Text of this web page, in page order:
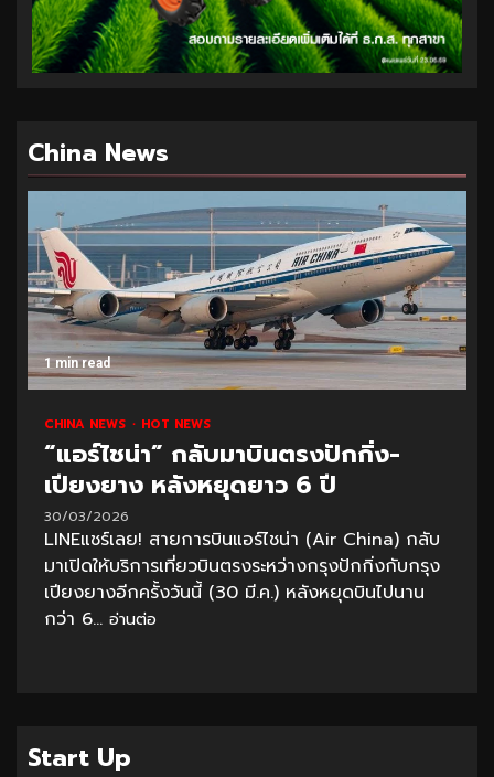
China News
1 min read
CHINA NEWS HOT NEWS
“แอร์ไชน่า” กลับมาบินตรงปักกิ่ง-
เปียงยาง หลังหยุดยาว 6 ปี
30/03/2026
LINEแชร์เลย! สายการบินแอร์ไชน่า (Air China) กลับ
มาเปิดให้บริการเที่ยวบินตรงระหว่างกรุงปักกิ่งกับกรุง
เปียงยางอีกครั้งวันนี้ (30 มี.ค.) หลังหยุดบินไปนาน
กว่า 6... อ่านต่อ
Start Up